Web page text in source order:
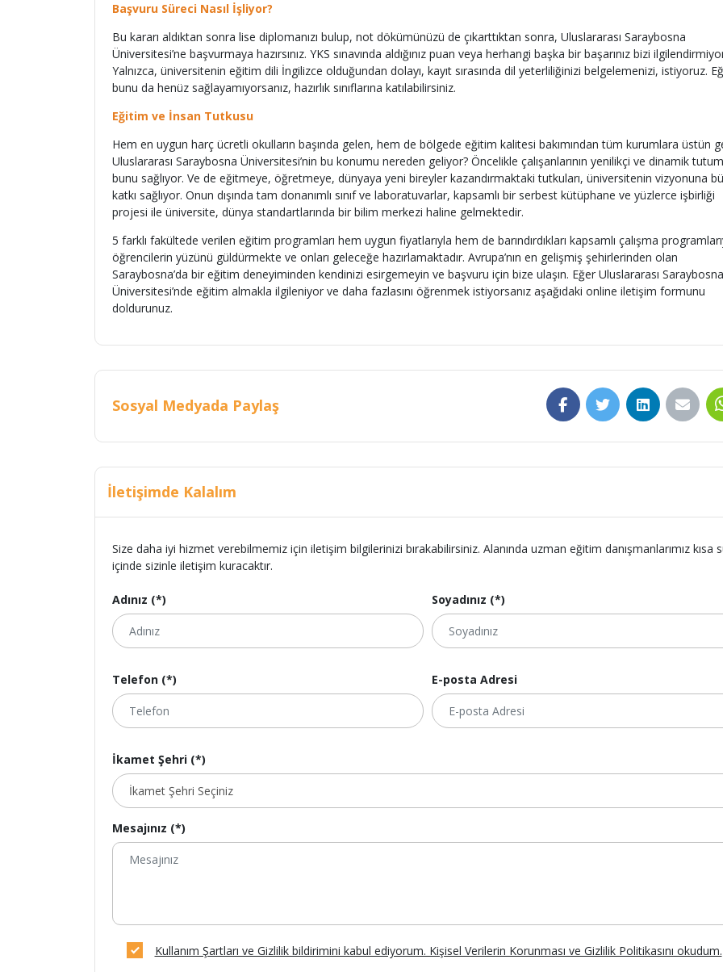
Başvuru Süreci Nasıl İşliyor?
Bu kararı aldıktan sonra lise diplomanızı bulup, not dökümünüzü de çıkarttıktan sonra, Uluslararası Saraybosna
Üniversitesi’ne başvurmaya hazırsınız. YKS sınavında aldığınız puan veya herhangi başka bir başarınız bizi
Yalnızca, üniversitenin eğitim dili İngilizce olduğundan dolayı, kayıt sırasında dil yeterliliğinizi belgelemenizi, istiyoruz.
bunu da henüz sağlayamıyorsanız, hazırlık sınıflarına katılabilirsiniz.
Eğitim ve İnsan Tutkusu
Hem en uygun harç ücretli okulların başında gelen, hem de bölgede eğitim kalitesi bakımından tüm kurumlara üstün
Uluslararası Saraybosna Üniversitesi’nin bu konumu nereden geliyor? Öncelikle çalışanlarının yenilikçi ve dinamik
bunu sağlıyor. Ve de eğitmeye, öğretmeye, dünyaya yeni bireyler kazandırmaktaki tutkuları, üniversitenin vizyonuna
katkı sağlıyor. Onun dışında tam donanımlı sınıf ve laboratuvarlar, kapsamlı bir serbest kütüphane ve yüzlerce işbirliği
projesi ile üniversite, dünya standartlarında bir bilim merkezi haline gelmektedir.
5 farklı fakültede verilen eğitim programları hem uygun fiyatlarıyla hem de barındırdıkları kapsamlı çalışma
öğrencilerin yüzünü güldürmekte ve onları geleceğe hazırlamaktadır. Avrupa’nın en gelişmiş şehirlerinden olan
Saraybosna’da bir eğitim deneyiminden kendinizi esirgemeyin ve başvuru için bize ulaşın. Eğer Uluslararası Saraybosna
Üniversitesi’nde eğitim almakla ilgileniyor ve daha fazlasını öğrenmek istiyorsanız aşağıdaki online iletişim formunu
doldurunuz.
Sosyal Medyada Paylaş
İletişimde Kalalım
Size daha iyi hizmet verebilmemiz için iletişim bilgilerinizi bırakabilirsiniz. Alanında uzman eğitim danışmanlarımız kısa
içinde sizinle iletişim kuracaktır.
Adınız (*) Soyadınız (*)
Telefon (*) E-posta Adresi
İkamet Şehri (*)
Mesajınız (*)
Kullanım Şartları ve Gizlilik bildirimini kabul ediyorum. Kişisel Verilerin Korunması ve Gizlilik Politikasını okudum.